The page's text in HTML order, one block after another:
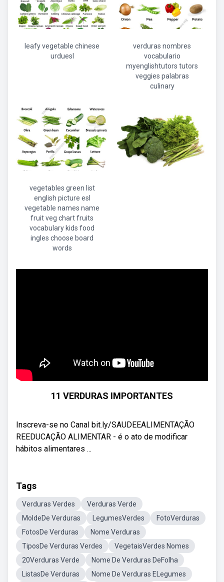
leafy vegetable chinese
urduesl
verduras nombres
vocabulario
myenglishtutors tutors
veggies palabras
culinary
vegetables green list
english picture esl
vegetable names name
fruit veg chart fruits
vocabulary kids food
ingles choose board
words
11 VERDURAS IMPORTANTES
Inscreva-se no Canal bit.ly/SAUDEEALIMENTAÇÃO
REEDUCAÇÃO ALIMENTAR - é o ato de modificar
hábitos alimentares ...
Tags
Verduras Verdes
Verduras Verde
MoldeDe Verduras
LegumesVerdes
FotoVerduras
FotosDe Verduras
Nome Verduras
TiposDe Verduras Verdes
VegetaisVerdes Nomes
20Verduras Verde
Nome De Verduras DeFolha
ListasDe Verduras
Nome De Verduras ELegumes